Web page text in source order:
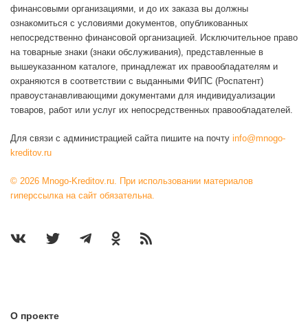
финансовыми организациями, и до их заказа вы должны
ознакомиться с условиями документов, опубликованных
непосредственно финансовой организацией. Исключительное право
на товарные знаки (знаки обслуживания), представленные в
вышеуказанном каталоге, принадлежат их правообладателям и
охраняются в соответствии с выданными ФИПС (Роспатент)
правоустанавливающими документами для индивидуализации
товаров, работ или услуг их непосредственных правообладателей.
Для связи с администрацией сайта пишите на почту info@mnogo-
kreditov.ru
© 2026 Mnogo-Kreditov.ru. При использовании материалов
гиперссылка на сайт обязательна.
О проекте